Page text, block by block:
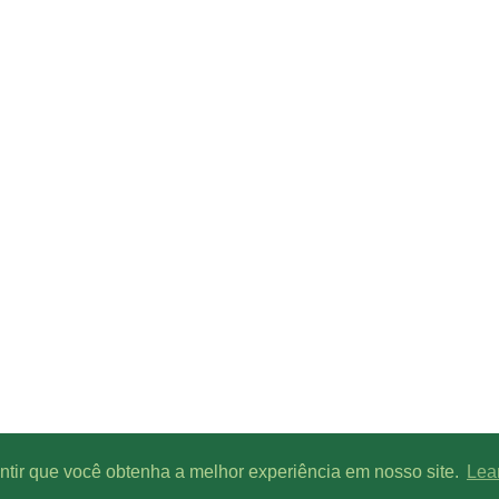
que você obtenha a melhor experiência em nosso site.